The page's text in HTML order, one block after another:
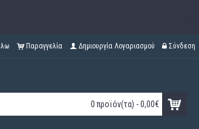
Παραγγελία Δημιουργία Λογαριασμού Σύνδεση
0 προϊόν(τα) - 0,00€